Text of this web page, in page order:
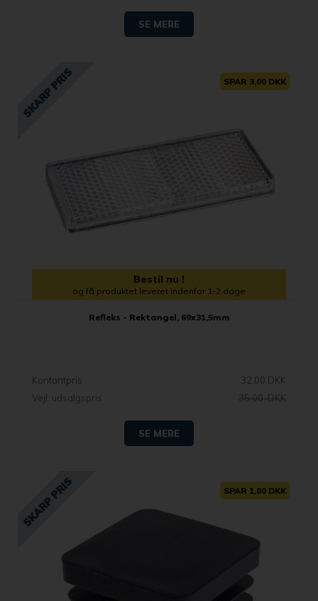
SE MERE
SPAR 3,00 DKK
Bestil nu !
og få produktet leveret indenfor 1-2 dage
Refleks - Rektangel, 69x31,5mm
Kontantpris
32,00 DKK
Vejl. udsalgspris
35,00 DKK
SE MERE
SPAR 1,00 DKK